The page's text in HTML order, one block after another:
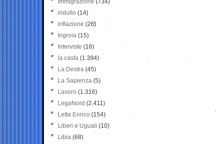
Immigrazione (734)
indulto (14)
inflazione (26)
Ingroia (15)
Interviste (16)
la casta (1.394)
La Destra (45)
La Sapienza (5)
Lavoro (1.316)
LegaNord (2.411)
Letta Enrico (154)
Liberi e Uguali (10)
Libia (68)